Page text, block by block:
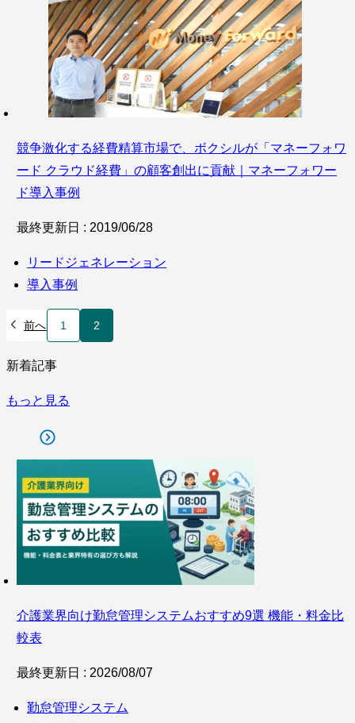
競争激化する経費精算市場で、ボクシルが「マネーフォワ
ード クラウド経費」の顧客創出に貢献｜マネーフォワー
ド導入事例
最終更新日 : 2019/06/28
リードジェネレーション
導入事例
前へ 1 2
新着記事
もっと見る
介護業界向け勤怠管理システムおすすめ9選 機能・料金比
較表
最終更新日 : 2026/08/07
勤怠管理システム